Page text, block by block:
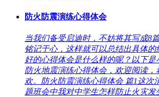
防火防震演练心得体会
当我们备受启迪时，不妨将其写成8
铭记于心，这样就可以总结出具体的
好的心得体会是什么样的呢？以下
防火地震演练心得体会，欢迎阅读，
欢。防火防震演练心得体会 篇1这次
题班会中我对中学生怎样防止火灾